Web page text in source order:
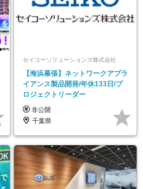
セイコーソリューションズ株式会社
【海浜幕張】ネットワークアプラ
イアンス製品開発/年休133日/プ
ロジェクトリーダー
非公開
千葉県